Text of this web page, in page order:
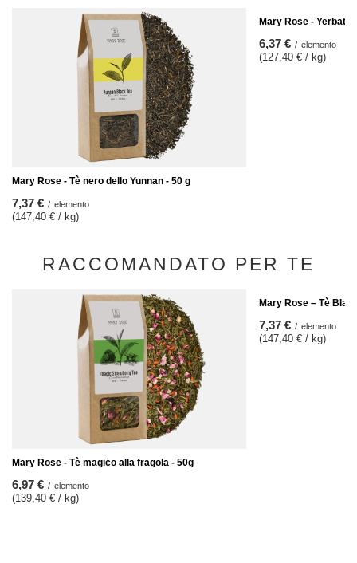
Mary Rose - Tè nero dello Yunnan - 50 g
7,37 € / elemento
(147,40 € / kg)
Mary Rose -
6,37 € / elemento
(127,40 € / kg)
RACCOMANDATO PER TE
Mary Rose - Tè magico alla fragola - 50g
6,97 € / elemento
(139,40 € / kg)
Mary Rose – Tè
7,37 € / elemento
(147,40 € / kg)